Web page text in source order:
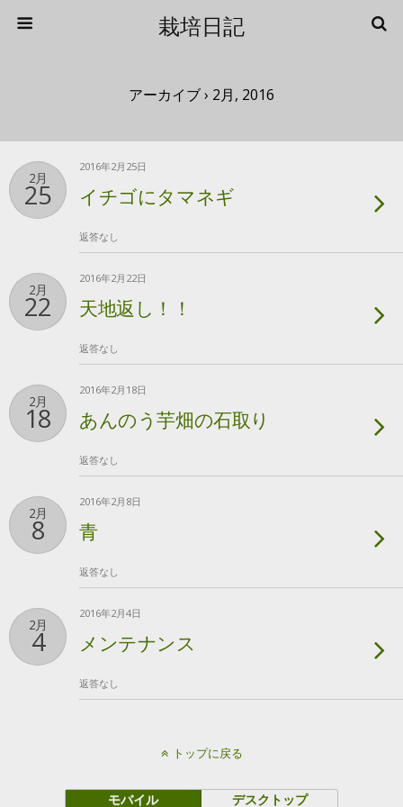
栽培日記
アーカイブ › 2月, 2016
2月
25
2016年2月25日
イチゴにタマネギ
返答なし
2月
22
2016年2月22日
天地返し！！
返答なし
2月
18
2016年2月18日
あんのう芋畑の石取り
返答なし
2月
8
2016年2月8日
青
返答なし
2月
4
2016年2月4日
メンテナンス
返答なし
トップに戻る
モバイル デスクトップ